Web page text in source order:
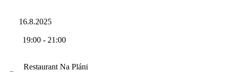
16.8.2025
19:00 - 21:00
Restaurant Na Pláni